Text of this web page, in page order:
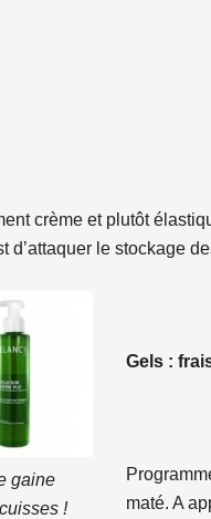
crème et plutôt
d’attaquer le stockage
gaine
!
Gels :
maté. A